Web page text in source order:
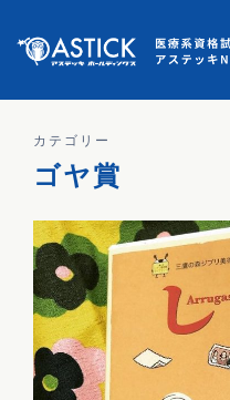
カテゴリー
ゴヤ賞